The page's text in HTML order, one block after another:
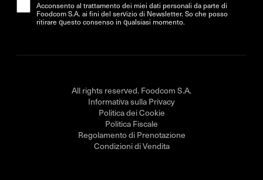
Acconsento al trattamento dei miei dati personali da parte di
Foodcom S.A. ai fini del servizio di Newsletter. So che posso
ritirare questo consenso in qualsiasi momento.
All rights reserved. Foodcom S.A.
Informativa sulla Privacy
Politica dei Cookie
Politica Fiscale
Regolamento di Prenotazione
Condizioni di Vendita